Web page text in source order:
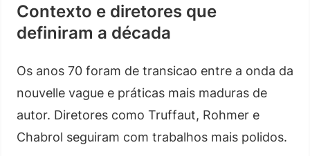
Contexto e diretores que
definiram a década
Os anos 70 foram de transicao entre a onda da
nouvelle vague e práticas mais maduras de
autor. Diretores como Truffaut, Rohmer e
Chabrol seguiram com trabalhos mais polidos.